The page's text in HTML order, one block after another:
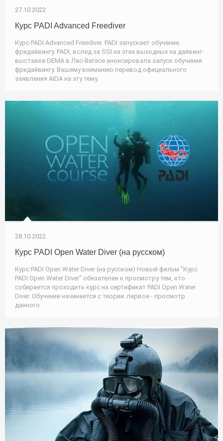
27.10.2022
Курс PADI Advanced Freediver
Курс PADI Advanced Freediver. PADI запускает обучение
фридайвингу. PADI, вслед за SSI на этих выходных на дайвинг-
выставке DEMA в Лас-Вегасе анонсировала запуск обучения
фридайвингу. Вашему вниманию перевод официального
заявления AIDA на эту тему.
28.10.2022
Курс PADI Open Water Diver (на русском)
Курс PADI Open Water Diver (на русском) Новый фильм "Курс
PADI Open Water Diver" обязателен к просмотру тем, кто
собирается проходить курс на сертификат PADI Open Water
Diver. Обучение начинается с теории: первое - просмотр
данного